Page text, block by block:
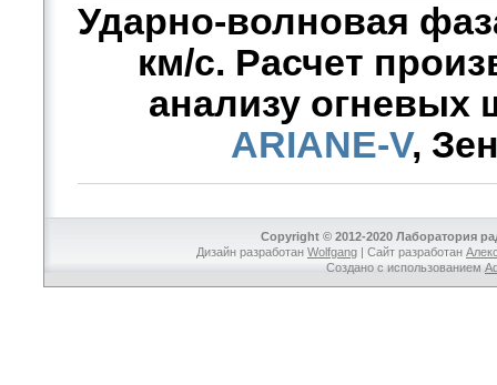
Ударно-волновая
км/с. Расчет
анализу огневых
ARIANE-V,
Copyright © 2012-2020 Лаборатория
Дизайн разработан Wolfgang | Сайт разработан
Создано с использованием